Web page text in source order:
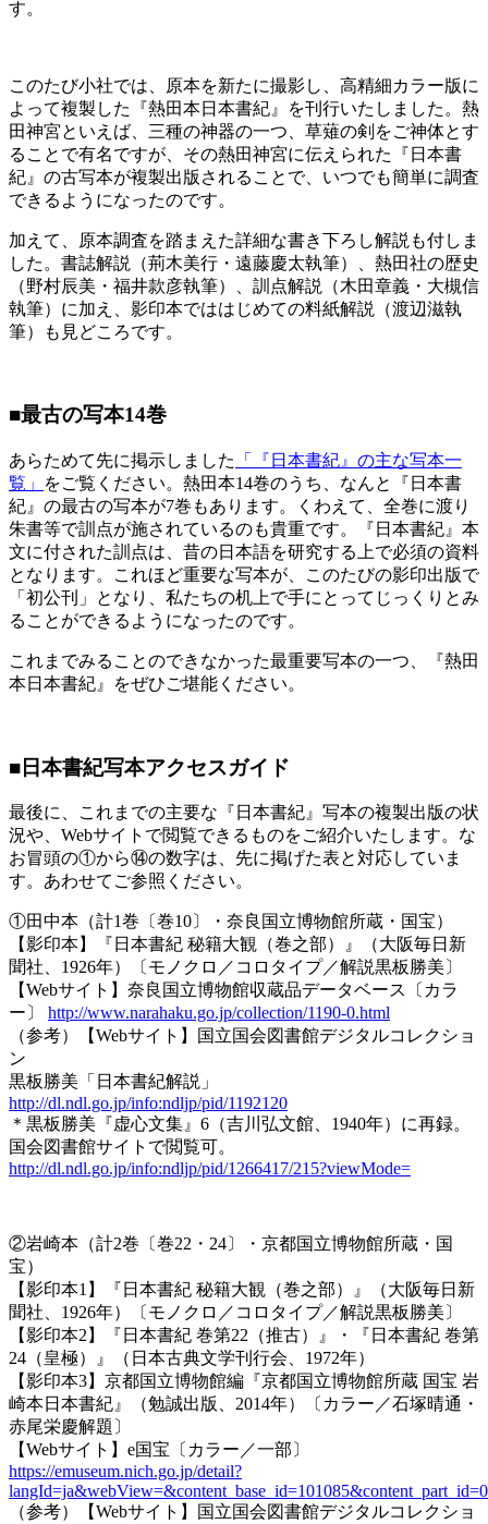
す。
このたび小社では、原本を新たに撮影し、高精細カラー版に
よって複製した『熱田本日本書紀』を刊行いたしました。熱
田神宮といえば、三種の神器の一つ、草薙の剣をご神体とす
ることで有名ですが、その熱田神宮に伝えられた『日本書
紀』の古写本が複製出版されることで、いつでも簡単に調査
できるようになったのです。
加えて、原本調査を踏まえた詳細な書き下ろし解説も付しま
した。書誌解説（荊木美行・遠藤慶太執筆）、熱田社の歴史
（野村辰美・福井款彦執筆）、訓点解説（木田章義・大槻信
執筆）に加え、影印本でははじめての料紙解説（渡辺滋執
筆）も見どころです。
■最古の写本14巻
あらためて先に掲示しました
「『日本書紀』の主な写本一
覧」
をご覧ください。熱田本14巻のうち、なんと『日本書
紀』の最古の写本が7巻もあります。くわえて、全巻に渡り
朱書等で訓点が施されているのも貴重です。『日本書紀』本
文に付された訓点は、昔の日本語を研究する上で必須の資料
となります。これほど重要な写本が、このたびの影印出版で
「初公刊」となり、私たちの机上で手にとってじっくりとみ
ることができるようになったのです。
これまでみることのできなかった最重要写本の一つ、『熱田
本日本書紀』をぜひご堪能ください。
■日本書紀写本アクセスガイド
最後に、これまでの主要な『日本書紀』写本の複製出版の状
況や、Webサイトで閲覧できるものをご紹介いたします。な
お冒頭の①から⑭の数字は、先に掲げた表と対応していま
す。あわせてご参照ください。
①田中本（計1巻〔巻10〕・奈良国立博物館所蔵・国宝）
【影印本】『日本書紀 秘籍大観（巻之部）』（大阪毎日新
聞社、1926年）〔モノクロ／コロタイプ／解説黒板勝美〕
【Webサイト】奈良国立博物館収蔵品データベース〔カラ
ー〕 http://www.narahaku.go.jp/collection/1190-0.html
（参考）【Webサイト】国立国会図書館デジタルコレクショ
ン
黒板勝美「日本書紀解説」
http://dl.ndl.go.jp/info:ndljp/pid/1192120
＊黒板勝美『虚心文集』6（吉川弘文館、1940年）に再録。
国会図書館サイトで閲覧可。
http://dl.ndl.go.jp/info:ndljp/pid/1266417/215?viewMode=
②岩崎本（計2巻〔巻22・24〕・京都国立博物館所蔵・国
宝）
【影印本1】『日本書紀 秘籍大観（巻之部）』（大阪毎日新
聞社、1926年）〔モノクロ／コロタイプ／解説黒板勝美〕
【影印本2】『日本書紀 巻第22（推古）』・『日本書紀 巻第
24（皇極）』（日本古典文学刊行会、1972年）
【影印本3】京都国立博物館編『京都国立博物館所蔵 国宝 岩
崎本日本書紀』（勉誠出版、2014年）〔カラー／石塚晴通・
赤尾栄慶解題〕
【Webサイト】e国宝〔カラー／一部〕
https://emuseum.nich.go.jp/detail?
（参考）【Webサイト】国立国会図書館デジタルコレクショ